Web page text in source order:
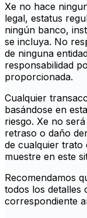
Xe no hace
legal, estatus
ningún banco,
se incluya. No
de ninguna
responsabilidad
proporcionada.
Cualquier
basándose en
riesgo. Xe no
retraso o daño
de cualquier
muestre en este
Recomendamos
todos los detalles
correspondiente